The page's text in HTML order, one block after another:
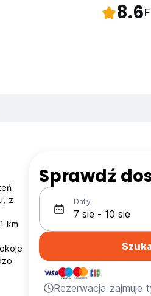
8.6
z
km
Sprawdź
Daty
Rezerwacja zajmuje